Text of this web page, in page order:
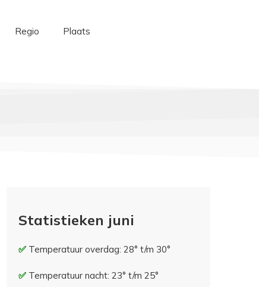
Regio Plaats
Statistieken juni
Temperatuur overdag: 28° t/m 30°
Temperatuur nacht: 23° t/m 25°